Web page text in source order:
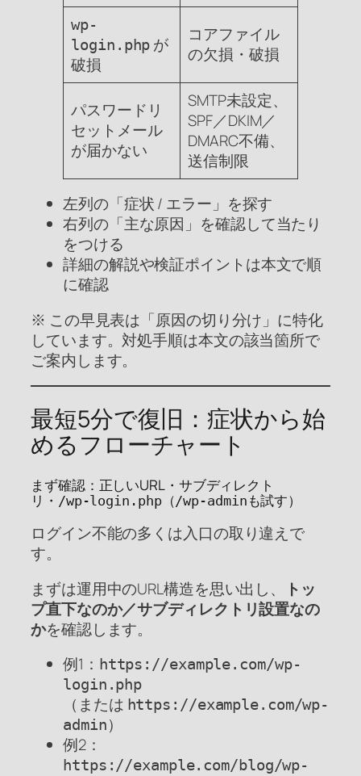
wp-
login.php が
破損
コアファイル
の欠損・破損
パスワードリ
セットメール
が届かない
SMTP未設定、
SPF／DKIM／
DMARC不備、
送信制限
左列の「症状 / エラー」を探す
右列の「主な原因」を確認して当たり
をつける
詳細の解説や検証ポイントは本文で順
に確認
※ この早見表は「原因の切り分け」に特化
しています。対処手順は本文の該当箇所で
ご案内します。
最短5分で復旧：症状から始
めるフローチャート
まず確認：正しいURL・サブディレクト
リ・ /wp-login.php（/wp-admin も試す）
ログイン不能の多くは入口の取り違えで
す。
まずは運用中のURL構造を思い出し、
トッ
プ直下なのか／サブディレクトリ設置なの
かを確認します。
例1： https://example.com/wp-
login.php
（または https://example.com/wp-
admin）
例2：
https://example.com/blog/wp-